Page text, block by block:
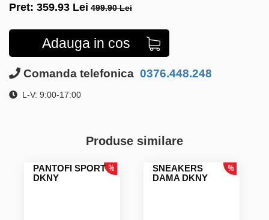
Pret: 359.93 Lei 499.90 Lei
Adauga in cos
Comanda telefonica 0376.448.248
L-V: 9:00-17:00
Produse similare
PANTOFI SPORT
DKNY
SNEAKERS
DAMA DKNY